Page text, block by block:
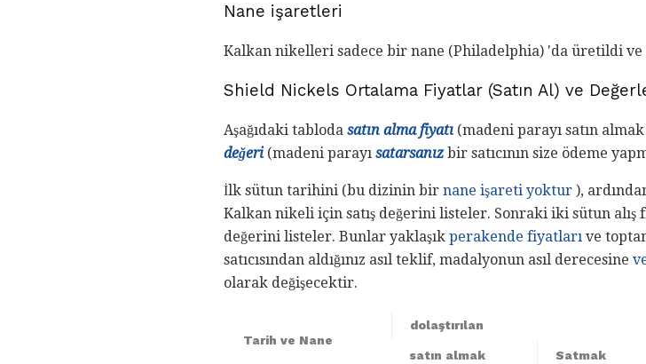
Nane işaretleri
Kalkan nikelleri sadece bir nane (Philadelphia) 'da üretildi ve
Shield Nickels Ortalama Fiyatlar (Satın Al) ve
Aşağıdaki tabloda satın alma fiyatı(madeni parayı satın
değeri(madeni parayı satarsanızbir satıcının size ödeme
İlk sütun tarihini (bu dizinin bir nane işareti yoktur ),
Kalkan nikeli için satış değerini listeler. Sonraki iki sütun alış
değerini listeler. Bunlar yaklaşık perakende fiyatları ve
satıcısından aldığınız asıl teklif, madalyonun asıl derecesine
olarak değişecektir.
Tarih ve Nane
dolaştırılan
satın almak Satmak